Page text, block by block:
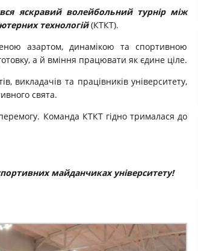
яскравий волейбольний турнір між
технологій(КТКТ).
азартом, динамікою та спортивною
а й вміння працювати як єдине ціле.
викладачів та працівників університету,
свята.
Команда КТКТ гідно трималася до
майданчиках університету!